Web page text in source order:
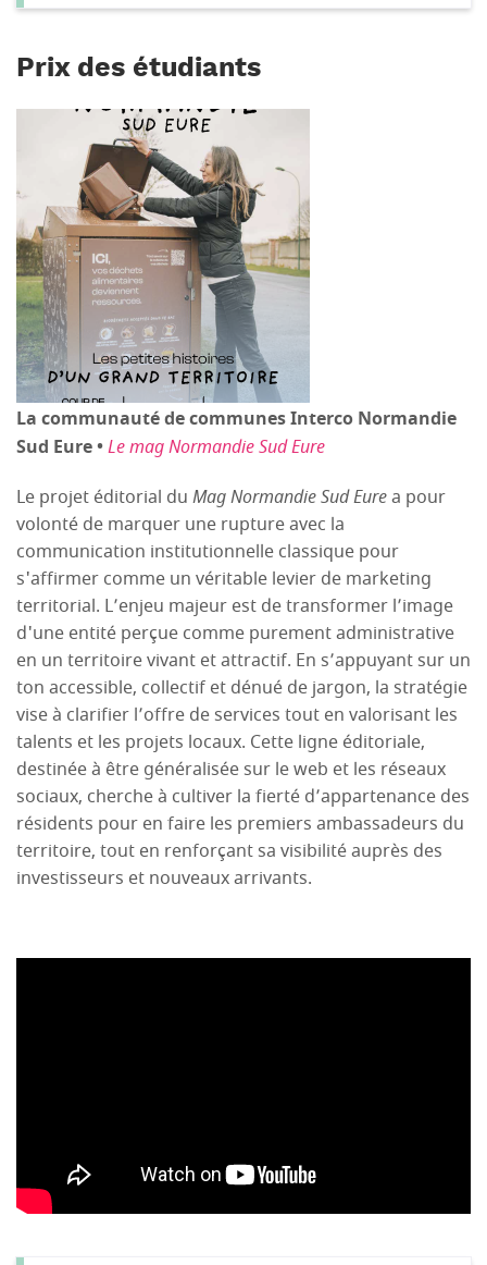
Prix des étudiants
La communauté de communes Interco Normandie
Sud Eure •Le mag Normandie Sud Eure
Le projet éditorial du Mag Normandie Sud Eurea pour
volonté de marquer une rupture avec la
communication institutionnelle classique pour
s'affirmer comme un véritable levier de marketing
territorial. L’enjeu majeur est de transformer l’image
d'une entité perçue comme purement administrative
en un territoire vivant et attractif. En s’appuyant sur un
ton accessible, collectif et dénué de jargon, la stratégie
vise à clarifier l’offre de services tout en valorisant les
talents et les projets locaux. Cette ligne éditoriale,
destinée à être généralisée sur le web et les réseaux
sociaux, cherche à cultiver la fierté d’appartenance des
résidents pour en faire les premiers ambassadeurs du
territoire, tout en renforçant sa visibilité auprès des
investisseurs et nouveaux arrivants.